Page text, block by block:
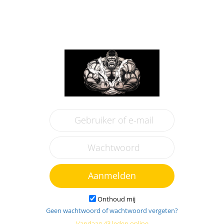
Aanmelden
Onthoud mij
Geen wachtwoord of wachtwoord vergeten?